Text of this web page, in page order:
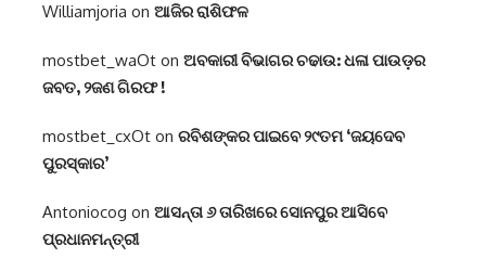
Williamjoria on ଆଜିର ରାଶିଫଳ
mostbet_waOt on ଅବକାରୀ ବିଭାଗର ଚଢାଉ: ଧଳା ପାଉଡ଼ର
ଜବତ, ୨ଜଣ ଗିରଫ !
mostbet_cxOt on ରବିଶଙ୍କର ପାଇବେ ୨୯ତମ ‘ଜୟଦେବ
ପୁରସ୍କାର’
Antoniocog on ଆସନ୍ତା ୬ ତାରିଖରେ ସୋନପୁର ଆସିବେ
ପ୍ରଧାନମନ୍ତ୍ରୀ